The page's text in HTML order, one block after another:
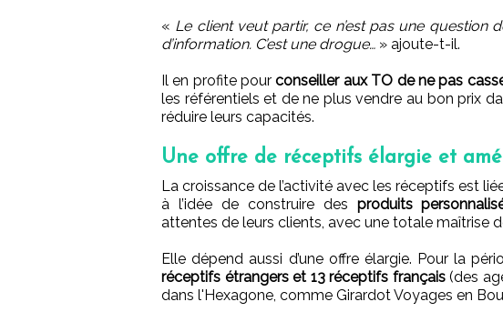
« Le client veut partir, ce n’est pas une question
d’information. C’est une drogue… » ajoute-t-il.
Il en profite pourconseiller aux TO de ne pas
les référentiels et de ne plus vendre au bon prix
réduire leurs capacités.
Une offre de réceptifs élargie et
La croissance de l’activité avec les réceptifs est
à l’idée de construire des produits
attentes de leurs clients, avec une totale maîtrise
Elle dépend aussi d’une offre élargie. Pour la
réceptifs étrangers et 13 réceptifs français(des
dans l'Hexagone, comme Girardot Voyages en